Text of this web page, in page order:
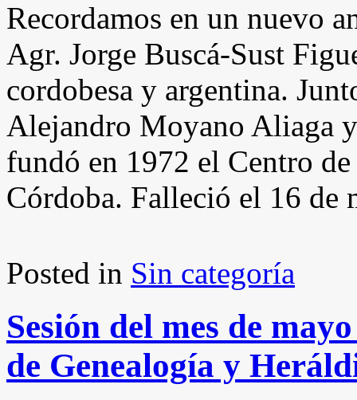
Recordamos en un nuevo
Agr. Jorge Buscá-Sust
cordobesa y argentina.
Alejandro Moyano Aliaga
fundó en 1972 el Centro
Córdoba. Falleció el 16 de
Posted in Sin categoría
Sesión del mes de
de Genealogía y